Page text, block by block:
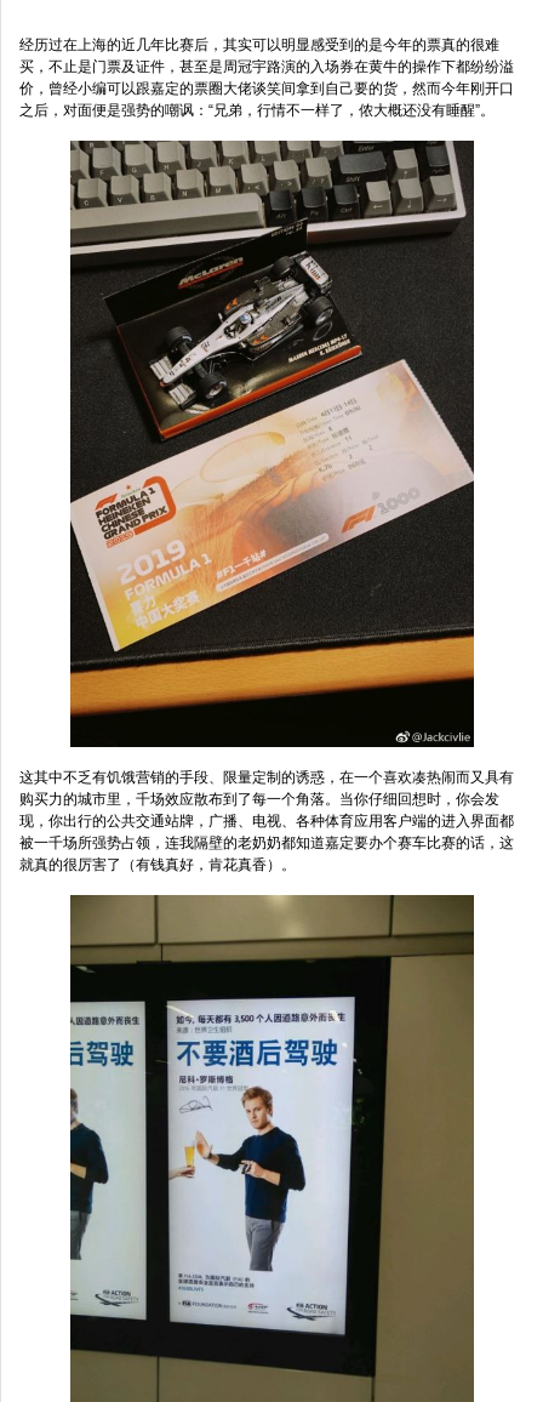
经历过在上海的近几年比赛后，其实可以明显感受到的是今年的票真的很难
买，不止是门票及证件，甚至是周冠宇路演的入场券在黄牛的操作下都纷纷溢
价，曾经小编可以跟嘉定的票圈大佬谈笑间拿到自己要的货，然而今年刚开口
之后，对面便是强势的嘲讽：“兄弟，行情不一样了，侬大概还没有睡醒”。
这其中不乏有饥饿营销的手段、限量定制的诱惑，在一个喜欢凑热闹而又具有
购买力的城市里，千场效应散布到了每一个角落。当你仔细回想时，你会发
现，你出行的公共交通站牌，广播、电视、各种体育应用客户端的进入界面都
被一千场所强势占领，连我隔壁的老奶奶都知道嘉定要办个赛车比赛的话，这
就真的很厉害了（有钱真好，肯花真香）。